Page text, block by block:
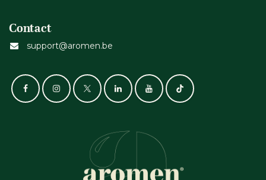
Contact
support@aromen.be